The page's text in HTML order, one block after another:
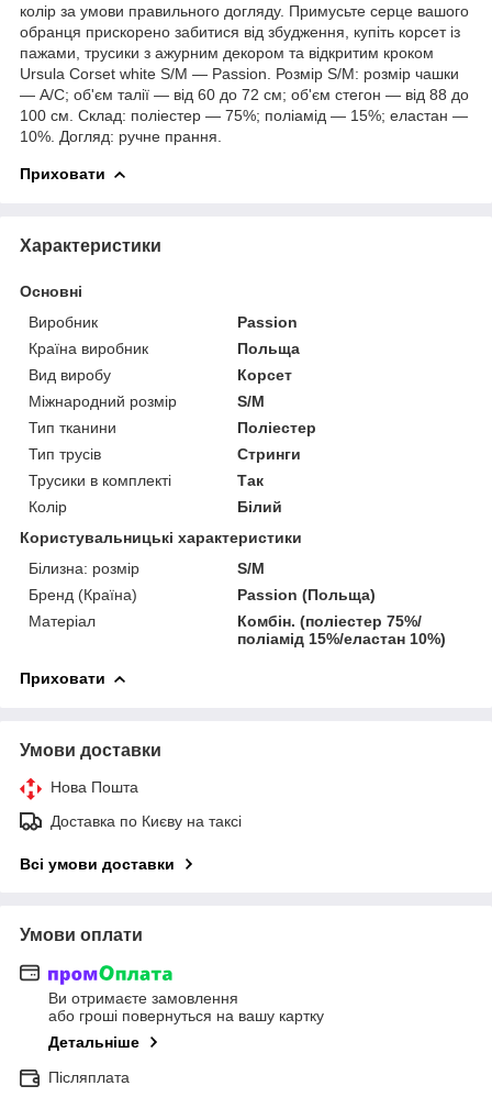
колір за умови правильного догляду. Примусьте серце вашого
обранця прискорено забитися від збудження, купіть корсет із
пажами, трусики з ажурним декором та відкритим кроком
Ursula Corset white S/M — Passion. Розмір S/M: розмір чашки
— A/C; об'єм талії — від 60 до 72 см; об'єм стегон — від 88 до
100 см. Склад: поліестер — 75%; поліамід — 15%; еластан —
10%. Догляд: ручне прання.
Приховати
Характеристики
Основні
Виробник
Passion
Країна виробник
Польща
Вид виробу
Корсет
Міжнародний розмір
S/M
Тип тканини
Поліестер
Тип трусів
Стринги
Трусики в комплекті
Так
Колір
Білий
Користувальницькі характеристики
Білизна: розмір
S/M
Бренд (Країна)
Passion (Польща)
Матеріал
Комбін. (поліестер 75%/
поліамід 15%/еластан 10%)
Приховати
Умови доставки
Нова Пошта
Доставка по Києву на таксі
Всі умови доставки
Умови оплати
Ви отримаєте замовлення
або гроші повернуться на вашу картку
Детальніше
Післяплата